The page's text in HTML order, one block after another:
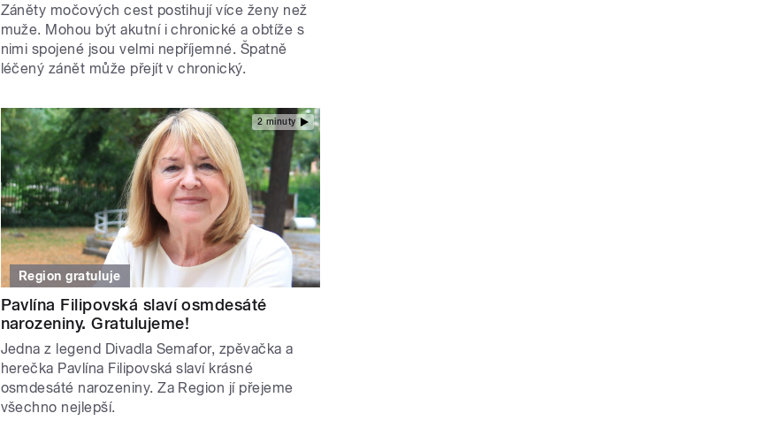
Záněty močových cest postihují více ženy než
muže. Mohou být akutní i chronické a obtíže s
nimi spojené jsou velmi nepříjemné. Špatně
léčený zánět může přejít v chronický.
2 minuty
Region gratuluje
Pavlína Filipovská slaví osmdesáté
narozeniny. Gratulujeme!
Jedna z legend Divadla Semafor, zpěvačka a
herečka Pavlína Filipovská slaví krásné
osmdesáté narozeniny. Za Region jí přejeme
všechno nejlepší.